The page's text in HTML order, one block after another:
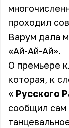
проходил
Варум дала
«Ай-Ай-Ай».
О премьере
которая, к
« Русского
сообщил сам